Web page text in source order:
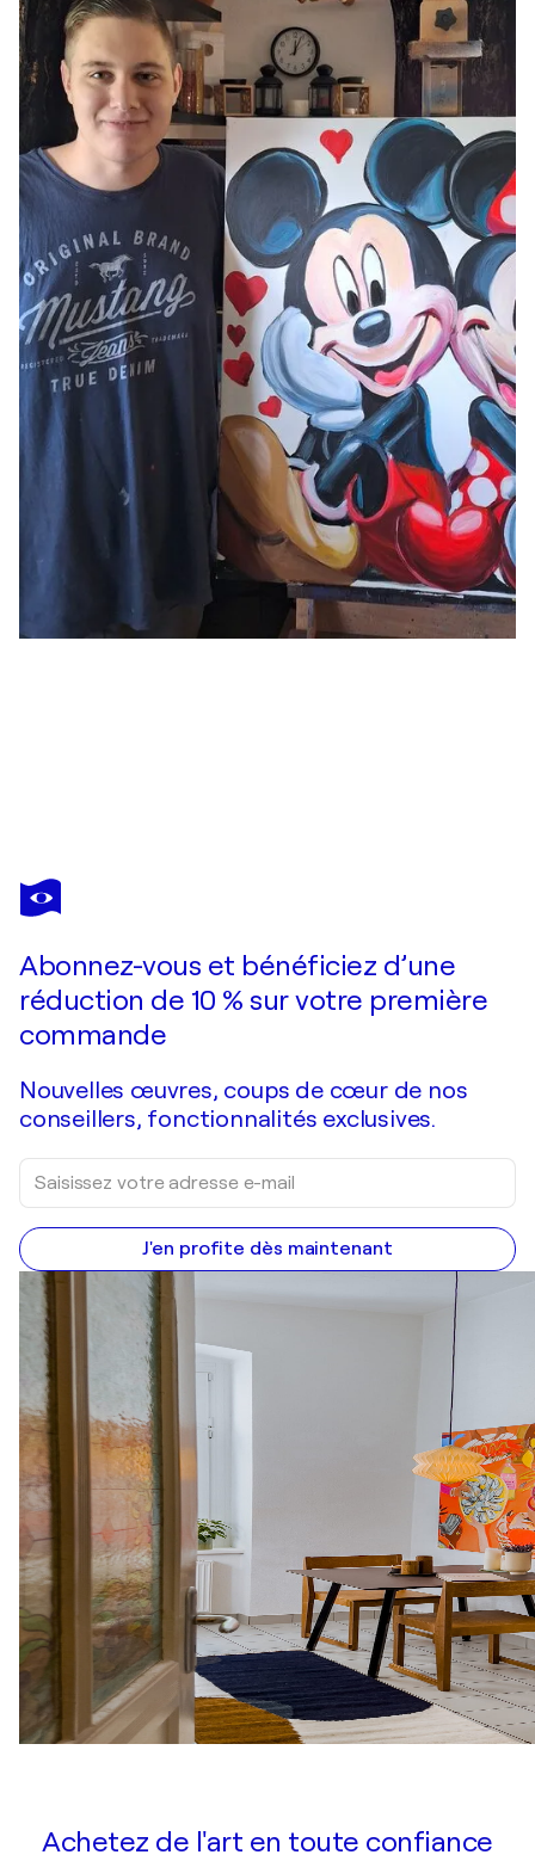
MARCELL DERGECZ
"Color Me Crazy"
Abonnez-vous et bénéficiez d’une
réduction de 10 % sur votre première
commande
Nouvelles œuvres, coups de cœur de nos
conseillers, fonctionnalités exclusives.
J'en profite dès maintenant
Achetez de l'art en toute confiance